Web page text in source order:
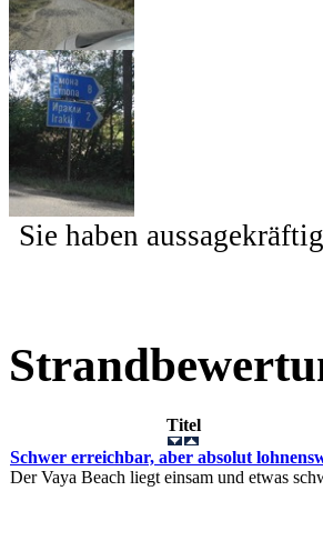
Sie haben
Titel
Schwer erreichbar, aber absolut
Der Vaya Beach liegt einsam und etwas